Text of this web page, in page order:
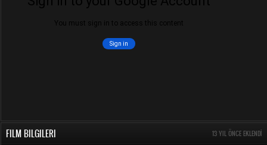
FILM BILGILERI 13 YIL ÖNCE EKLENDI